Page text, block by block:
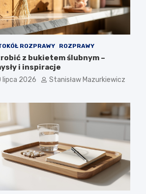
ROZPRAWY ROZPRAWY
z bukietem ślubnym –
i inspiracje
lipca 2026 Stanisław Mazurkiewicz